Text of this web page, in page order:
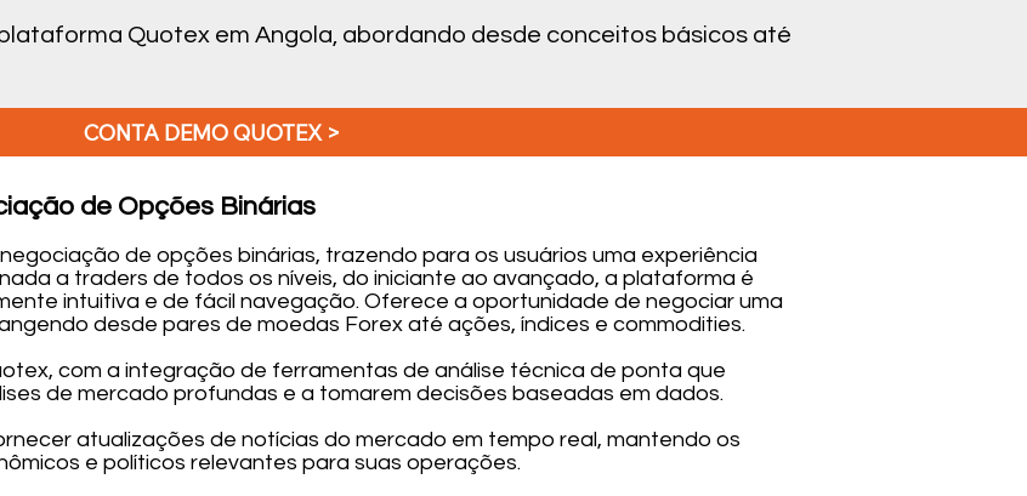
Quotex em Angola, abordando desde conceitos básicos até
CONTA DEMO QUOTEX >
de Opções Binárias
de opções binárias, trazendo para os usuários uma experiência
a traders de todos os níveis, do iniciante ao avançado, a plataforma é
intuitiva e de fácil navegação. Oferece a oportunidade de negociar uma
desde pares de moedas Forex até ações, índices e commodities.
com a integração de ferramentas de análise técnica de ponta que
de mercado profundas e a tomarem decisões baseadas em dados.
atualizações de notícias do mercado em tempo real, mantendo os
e políticos relevantes para suas operações.